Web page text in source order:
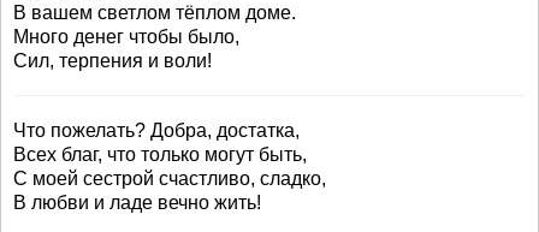
В вашем светлом тёплом доме.
Много денег чтобы было,
Сил, терпения и воли!
Что пожелать? Добра, достатка,
Всех благ, что только могут быть,
С моей сестрой счастливо, сладко,
В любви и ладе вечно жить!